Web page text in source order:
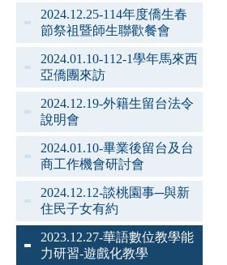
2024.12.25-114年度僑生春
節祭祖暨師生聯歡餐會
2024.01.10-112-1學年馬來西
亞僑團來訪
2024.12.19-外籍生留台法令
說明會
2024.01.10-畢業後留台及台
商工作機會研討會
2024.12.12-談桃園事─與新
住民子女有約
2023.12.27-華語數位教學能
力研習-遊戲化教學